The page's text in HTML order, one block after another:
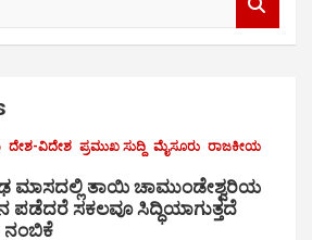
ದೇಶ-ವಿದೇಶ ಪ್ರಮುಖ ಸುದ್ದಿ ಮೈಸೂರು ರಾಜಕೀಯ
ಮಾಸದಲ್ಲಿ ತಾಯಿ ಚಾಮುಂಡೇಶ್ವರಿಯ
ಪಡೆದರೆ ಸಕಲವೂ ಸಿದ್ಧಿಯಾಗುತ್ತದೆ